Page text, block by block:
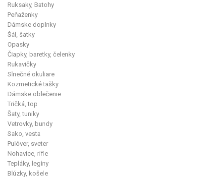
Ruksaky, Batohy
Peňaženky
Dámske doplnky
Šál, šatky
Opasky
Čiapky, baretky, čelenky
Rukavičky
Slnečné okuliare
Kozmetické tašky
Dámske oblečenie
Tričká, top
Šaty, tuniky
Vetrovky, bundy
Sako, vesta
Pulóver, sveter
Nohavice, rifle
Tepláky, legíny
Blúzky, košele